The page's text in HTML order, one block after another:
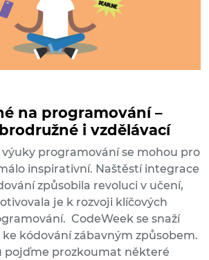
na programování –
i vzdělávací
programování se mohou pro
inspirativní. Naštěstí integrace
způsobila revoluci v učení,
je k rozvoji klíčových
CodeWeek se snaží
kódování zábavným způsobem.
pojďme prozkoumat některé